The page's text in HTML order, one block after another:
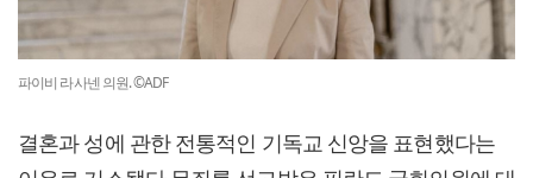
파이비 라사넨 의원. ©ADF
결혼과 성에 관한 전통적인 기독교 신앙을 표현했다는